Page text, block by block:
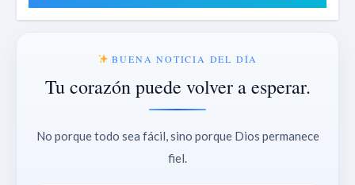
BUENA NOTICIA DEL DÍA
Tu corazón puede volver a esperar.
No porque todo sea fácil, sino porque Dios permanece
fiel.